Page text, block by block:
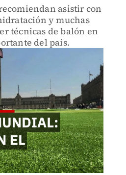
asistir con
y muchas
técnicas de balón en
del país.